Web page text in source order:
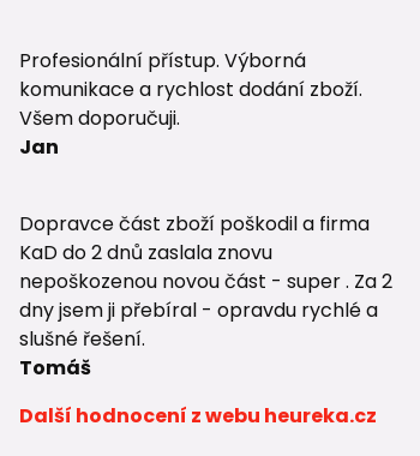
Profesionální přístup. Výborná
komunikace a rychlost dodání zboží.
Všem doporučuji.
Jan
Dopravce část zboží poškodil a firma
KaD do 2 dnů zaslala znovu
nepoškozenou novou část - super . Za 2
dny jsem ji přebíral - opravdu rychlé a
slušné řešení.
Tomáš
Další hodnocení z webu heureka.cz